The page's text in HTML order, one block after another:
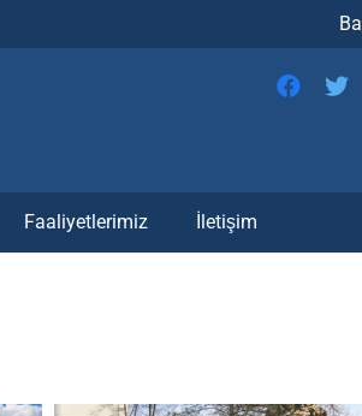
Faaliyetlerimiz İletişim